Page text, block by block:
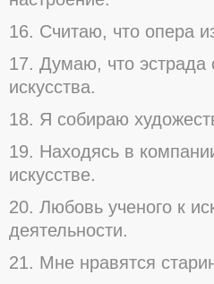
16. Считаю, что опера
17. Думаю, что
искусства.
18. Я собираю
19. Находясь в
искусстве.
20. Любовь ученого к
деятельности.
21. Мне нравятся